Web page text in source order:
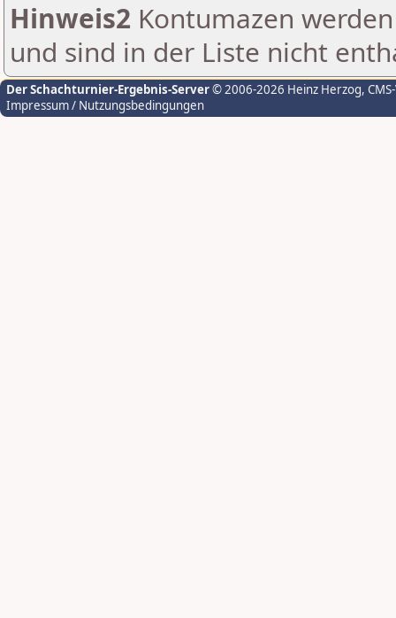
Hinweis2 Kontumazen
und sind in der Liste nicht
Der Schachturnier-Ergebnis-Server© 2006-2026 Heinz Herzog,
Impressum / Nutzungsbedingungen